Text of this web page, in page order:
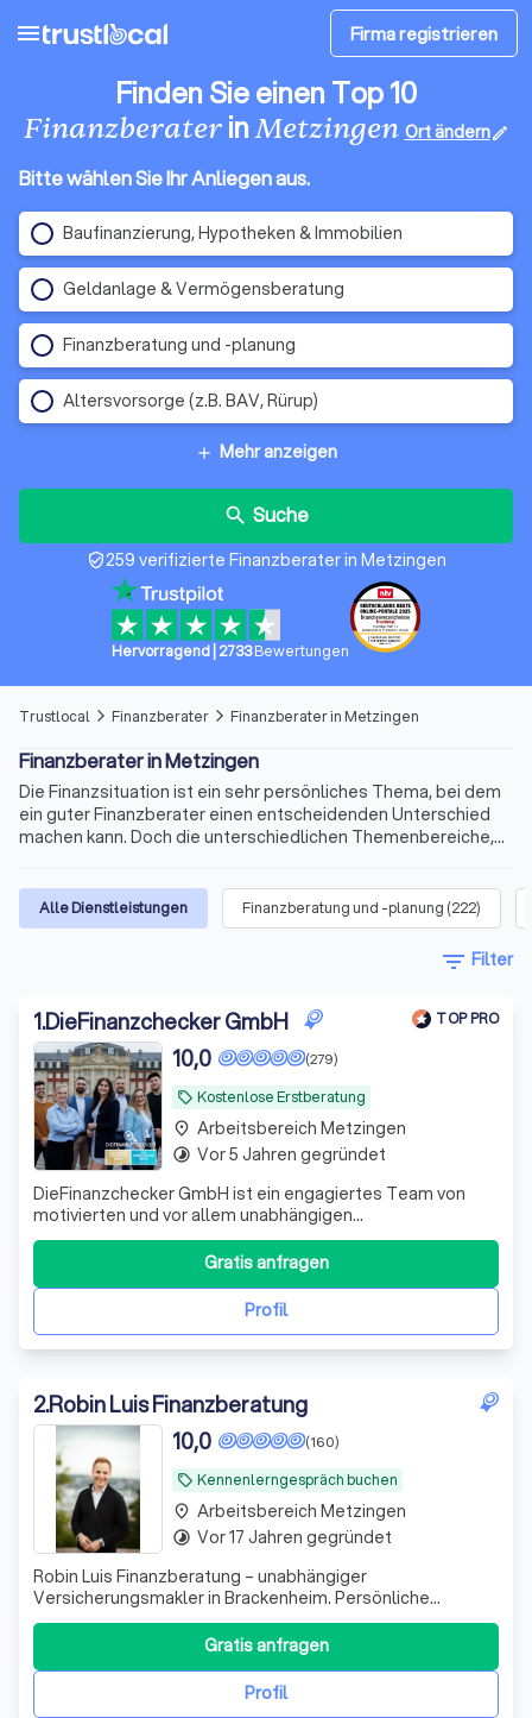
menu Firma registrieren
Finden Sie einen Top 10
FinanzberaterinMetzingen Ort ändernedit
Bitte wählen Sie Ihr Anliegen aus.
Baufinanzierung, Hypotheken & Immobilien
Geldanlage & Vermögensberatung
Finanzberatung und -planung
Altersvorsorge (z.B. BAV, Rürup)
add Mehr anzeigen
search Suche
verified_user259 verifizierte Finanzberater in Metzingen
Hervorragend| 2733 Bewertungen
Trustlocal arrow_forward_ios Finanzberater arrow_forward_ios Finanzberater in Metzingen
Finanzberater in Metzingen
Die Finanzsituation ist ein sehr persönliches Thema, bei dem
ein guter Finanzberater einen entscheidenden Unterschied
machen kann. Doch die unterschiedlichen Themenbereiche,
nach dem richtigen Berater schnell kompliziert. Wir bieten
Ihnen für Ihre Finanzen Experten für Versicherungen,
Immobilienfinanzierungen, Geldanlagen, Altersvorsorge und
vieles mehr. Finden Sie jetzt mit Trustlocal den besten
Alle Dienstleistungen Finanzberatung und -planung (222)
filter_list Filter
1.DieFinanzchecker GmbH TOP PRO
local_offer Kostenlose Erstberatung
(279)
10,0
DieFinanzchecker GmbH ist ein engagiertes Team von
motivierten und vor allem unabhängigen
Finanz-/Versicherungsmaklern aus dem Münsterland. Seit
2012 bieten wir unseren Kunden individuelle und
zielorientierte Produkte an, wobei wir den Fokus auf
Transparenz und Verständlichkeit setzen. Wir sind uns
Profil
Gratis anfragen
place Arbeitsbereich Metzingen
timelapse Vor 5 Jahren gegründet
2.Robin Luis Finanzberatung
local_offer Kennenlerngespräch buchen
(160)
10,0
Robin Luis Finanzberatung – unabhängiger
Versicherungsmakler in Brackenheim. Persönliche
Beratung, maßgeschneiderte Lösungen und über 16 Jahre
Erfahrung für private und gewerbliche Versicherungen.
Profil
Gratis anfragen
place Arbeitsbereich Metzingen
timelapse Vor 17 Jahren gegründet